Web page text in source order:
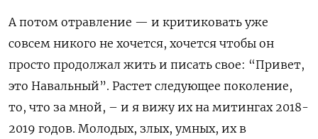
А потом отравление — и критиковать уже
совсем никого не хочется, хочется чтобы он
просто продолжал жить и писать свое: “Привет,
это Навальный”. Растет следующее поколение,
то, что за мной, – и я вижу их на митингах 2018-
2019 годов. Молодых, злых, умных, их в